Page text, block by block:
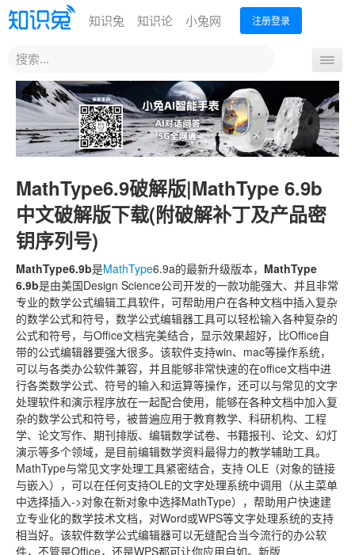
知识兔 知识论 小兔网 注册登录
站
内
索
导
航
开
关
首页
MathType6.9破解版|MathType 6.9b
中文破解版下载(附破解补丁及产品密
钥序列号)
MathType6.9b是MathType6.9a的最新升级版本， MathType
6.9b是由美国Design Science公司开发的一款功能强大、并且非常
专业的数学公式编辑工具软件，可帮助用户在各种文档中插入复杂
的数学公式和符号，数学公式编辑器工具可以轻松输入各种复杂的
公式和符号，与Office文档完美结合，显示效果超好，比Office自
带的公式编辑器要强大很多。该软件支持win、mac等操作系统，
可以与各类办公软件兼容，并且能够非常快速的在office文档中进
行各类数学公式、符号的输入和运算等操作，还可以与常见的文字
处理软件和演示程序放在一起配合使用，能够在各种文档中加入复
杂的数学公式和符号，被普遍应用于教育教学、科研机构、工程
学、论文写作、期刊排版、编辑数学试卷、书籍报刊、论文、幻灯
演示等多个领域，是目前编辑数学资料最得力的教学辅助工具。
MathType与常见文字处理工具紧密结合，支持 OLE（对象的链接
与嵌入），可以在任何支持OLE的文字处理系统中调用（从主菜单
中选择插入->对象在新对象中选择MathType），帮助用户快速建
立专业化的数学技术文档，对Word或WPS等文字处理系统的支持
相当好。该软件数学公式编辑器可以无缝配合当今流行的办公软
件，不管是Office，还是WPS都可让你应用自如。新版